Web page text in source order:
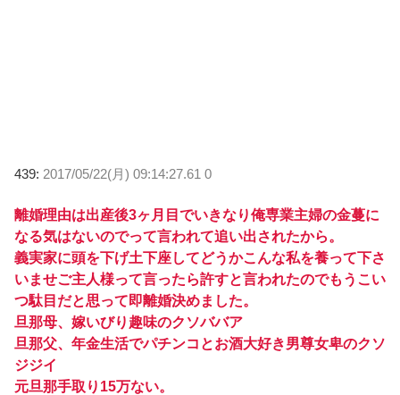
439: 2017/05/22(月) 09:14:27.61 0
離婚理由は出産後3ヶ月目でいきなり俺専業主婦の金蔓に
なる気はないのでって言われて追い出されたから。
義実家に頭を下げ土下座してどうかこんな私を養って下さ
いませご主人様って言ったら許すと言われたのでもうこい
つ駄目だと思って即離婚決めました。
旦那母、嫁いびり趣味のクソババア
旦那父、年金生活でパチンコとお酒大好き男尊女卑のクソ
ジジイ
元旦那手取り15万ない。